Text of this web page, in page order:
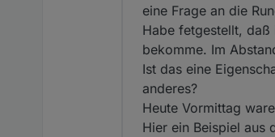
eine Frage an die
Habe fetgestellt,
bekomme. Im
Ist das eine
anderes?
Heute Vormittag
Hier ein Beispiel aus